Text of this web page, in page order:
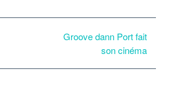
Groove dann Port fait
son cinéma